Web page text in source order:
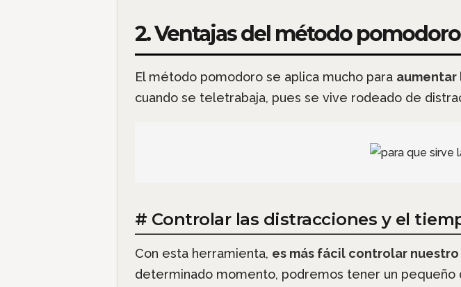
2. Ventajas del método pomodoro
El método pomodoro se aplica mucho para
cuando se teletrabaja, pues se vive rodeado de
# Controlar las distracciones y el
Con esta herramienta, es más fácil controlar
determinado momento, podremos tener un